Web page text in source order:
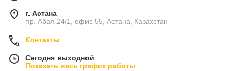
г. Астана
пр. Абая 24/1, офис 55, Астана, Казахстан
Контакты
Сегодня выходной
Показать весь график работы